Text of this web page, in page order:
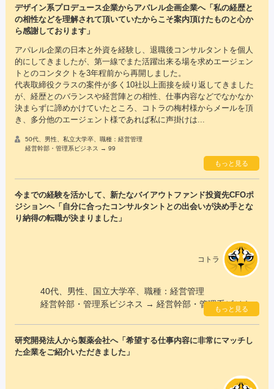
デザイン系プロデュース企業からアパレル企画企業へ「私の経歴と
の相性などを理解されて頂いていたからこそ案内頂けたものと心か
ら感謝しております」
アパレル企業の日本と外資を経験し、退職後コンサルタントを個人
的にしてきましたが、第一線でまた活躍出来る場を求めエージェン
トとのコンタクトを3年程前から再開しました。
代表取締役クラスの案件が多く10社以上面接を繰り返してきました
が、経歴とのバランスや経営陣との相性、仕事内容などでなかなか
決まらずに諦めかけていたところ、コトラの梅村様からメールを頂
き、多分他のエージェント様であれば私に声掛けは...
50代、男性、私立大学卒、職種：経営管理
経営幹部・管理系ビジネス → 99
もっと見る
今までの経験を活かして、新たなバイアウトファンド投資先CFOポ
ジションへ「自分に合ったコンサルタントとの出会いが決め手とな
り納得の転職が決まりました」
コトラ
40代、男性、国立大学卒、職種：経営管理
経営幹部・管理系ビジネス → 経営幹部・管理系ビジネス
もっと見る
研究開発法人から製薬会社へ「希望する仕事内容に非常にマッチし
た企業をご紹介いただきました」